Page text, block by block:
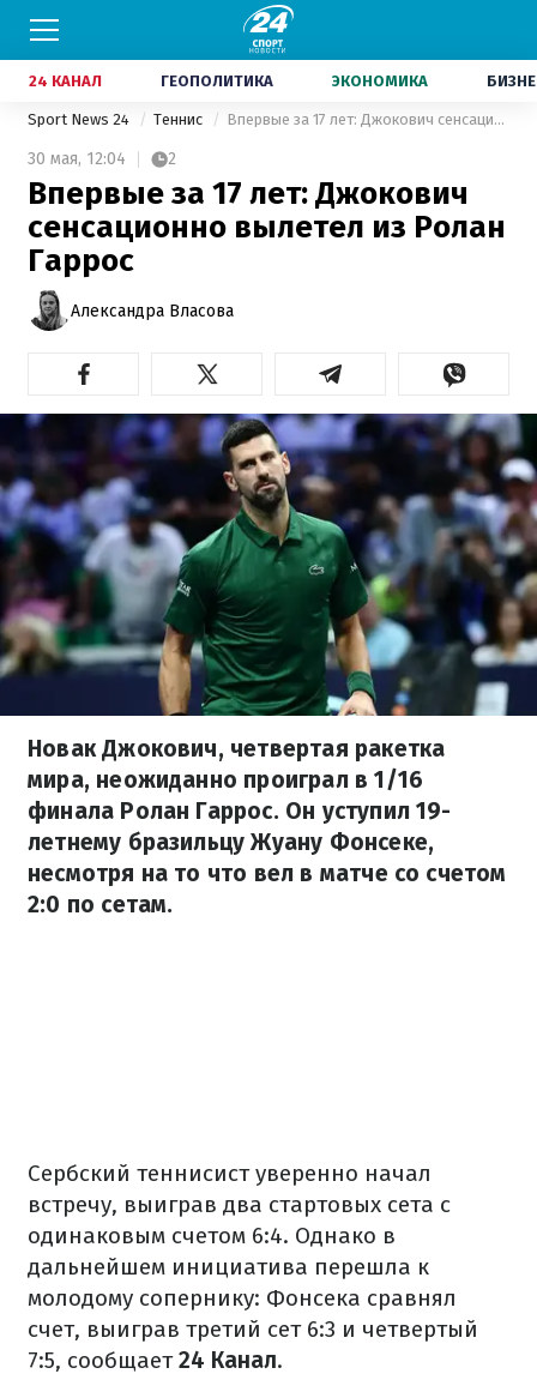
24 КАНАЛ ГЕОПОЛИТИКА ЭКОНОМИКА
Sport News 24 Теннис Впервые за 17 лет: Джокович сенсационно вылетел из Ролан Гаррос
30 мая, 12:04 2
Впервые за 17 лет: Джокович
сенсационно вылетел из Ролан
Гаррос
Александра Власова
Новак Джокович, четвертая ракетка
мира, неожиданно проиграл в 1/16
финала Ролан Гаррос. Он уступил 19-
летнему бразильцу Жуану Фонсеке,
несмотря на то что вел в матче со счетом
2:0 по сетам.
Сербский теннисист уверенно начал
встречу, выиграв два стартовых сета с
одинаковым счетом 6:4. Однако в
дальнейшем инициатива перешла к
молодому сопернику: Фонсека сравнял
счет, выиграв третий сет 6:3 и четвертый
7:5, сообщает24 Канал.